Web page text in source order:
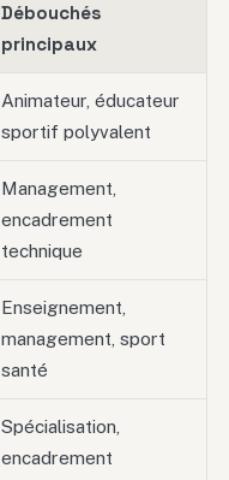
Débouchés
principaux
Animateur, éducateur
sportif polyvalent
Management,
encadrement
technique
Enseignement,
management, sport
santé
Spécialisation,
encadrement